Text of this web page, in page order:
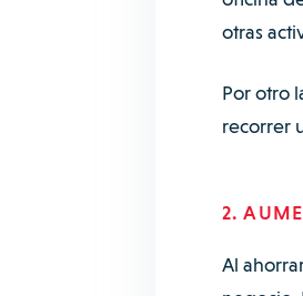
otras
Por otro
recorrer
2.
Al